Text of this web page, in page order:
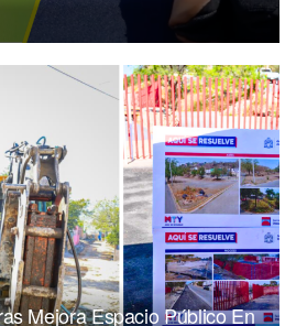
Mejora Espacio Público En